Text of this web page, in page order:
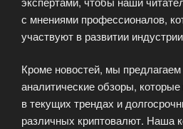
с мнениями профессионалов,
участвуют в развитии
Кроме новостей, мы
аналитические обзоры,
в текущих трендах и
различных криптовалют. Наша